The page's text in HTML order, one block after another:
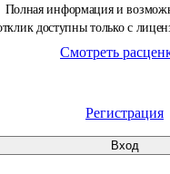
Полная информация и
доступны только с
Смотреть
Регистрация
Вход